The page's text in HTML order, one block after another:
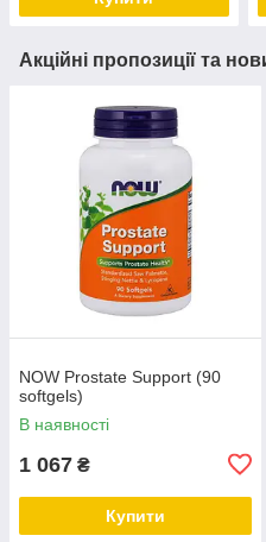
Акційні пропозиції та
NOW Prostate Support (90
softgels)
В наявності
1 067 ₴
Купити